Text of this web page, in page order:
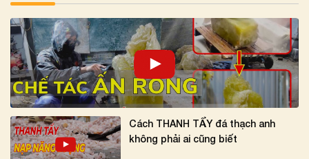
Cách THANH TẨY đá thạch anh
không phải ai cũng biết